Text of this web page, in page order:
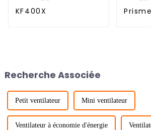
KF400X
Recherche Associée
Petit ventilateur Mini ventilateur
Ventilateur à économie d'énergie